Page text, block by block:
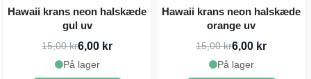
Hawaii krans neon halskæde
gul uv
15,00 kr6,00 kr
På lager
Hawaii krans neon halskæde
orange uv
15,00 kr6,00 kr
På lager